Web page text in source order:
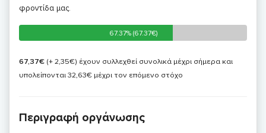
φροντίδα μας.
67.37% (67.37€)
67.37% (67.37€)
67,37€ (+ 2,35€) έχουν συλλεχθεί συνολικά μέχρι σήμερα και
υπολείπονται 32,63€ μέχρι τον επόμενο στόχο
Περιγραφή οργάνωσης